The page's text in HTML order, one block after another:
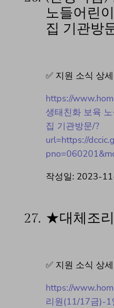
노들어린
집 기관방
✅ 지원 소식 상
https://
생태친화 보육
집 기관방문/?
url=https://
작성일: 2023-
27. ★대체조
✅ 지원 소식 상
https://
리원(11/17금)-1